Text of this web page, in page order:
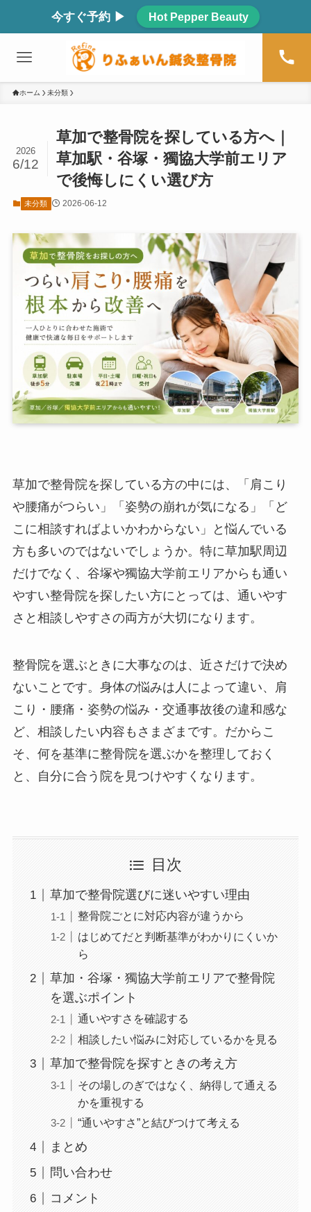
今すぐ予約 ▶ Hot Pepper Beauty
ホーム 未分類
草加で整骨院を探している方へ｜
草加駅・谷塚・獨協大学前エリア
で後悔しにくい選び方
2026
6/12
未分類 2026-06-12
草加で整骨院を探している方の中には、「肩こり
や腰痛がつらい」「姿勢の崩れが気になる」「ど
こに相談すればよいかわからない」と悩んでいる
方も多いのではないでしょうか。特に草加駅周辺
だけでなく、谷塚や獨協大学前エリアからも通い
やすい整骨院を探したい方にとっては、通いやす
さと相談しやすさの両方が大切になります。
整骨院を選ぶときに大事なのは、近さだけで決め
ないことです。身体の悩みは人によって違い、肩
こり・腰痛・姿勢の悩み・交通事故後の違和感な
ど、相談したい内容もさまざまです。だからこ
そ、何を基準に整骨院を選ぶかを整理しておく
と、自分に合う院を見つけやすくなります。
目次
草加で整骨院選びに迷いやすい理由
整骨院ごとに対応内容が違うから
はじめてだと判断基準がわかりにくいか
ら
草加・谷塚・獨協大学前エリアで整骨院
を選ぶポイント
通いやすさを確認する
相談したい悩みに対応しているかを見る
草加で整骨院を探すときの考え方
その場しのぎではなく、納得して通える
かを重視する
“通いやすさ”と結びつけて考える
まとめ
問い合わせ
コメント